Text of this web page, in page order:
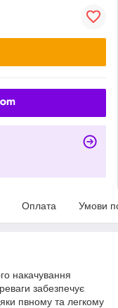
Оплата Умови
накачування
забезпечує
пвному та легкому